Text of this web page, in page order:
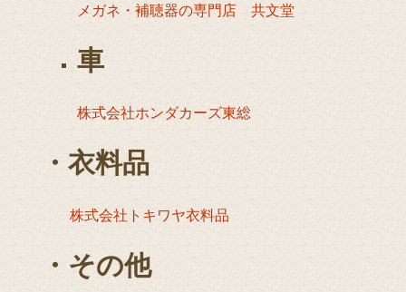
メガネ・補聴器の専門店 共文堂
車
株式会社ホンダカーズ東総
・衣料品
株式会社トキワヤ衣料品
・その他